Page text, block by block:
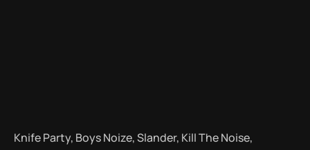
Knife Party, Boys Noize, Slander, Kill The Noise,